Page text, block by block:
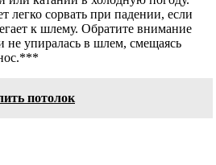
легко сорвать при падении, если
к шлему. Обратите внимание
не упиралась в шлем, смещаясь
потолок